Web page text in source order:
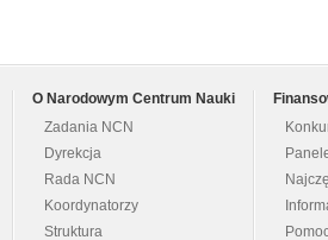
O Narodowym Centrum Nauki
Zadania NCN
Dyrekcja
Rada NCN
Koordynatorzy
Struktura